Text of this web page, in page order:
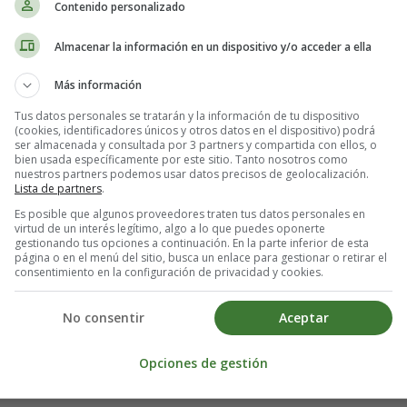
educativos - Poesías sobre el día
de dos mundos y la mezcla de culturas que se dio a raíz del
ladiversidad culturaly la riqueza que nos ofrece la mezcla de
por la unidad en la diversidad, y reafirmamos nuestro compromiso
diversidad y unidad
Contenido personalizado
Almacenar la información en un dispositivo y/o acceder a ella
Más información
Tus datos personales se tratarán y la información de tu dispositivo
(cookies, identificadores únicos y otros datos en el dispositivo) podrá
ser almacenada y consultada por 3 partners y compartida con ellos, o
bien usada específicamente por este sitio. Tanto nosotros como
nuestros partners podemos usar datos precisos de geolocalización.
Lista de partners.
Es posible que algunos proveedores traten tus datos personales en
virtud de un interés legítimo, algo a lo que puedes oponerte
gestionando tus opciones a continuación. En la parte inferior de esta
página o en el menú del sitio, busca un enlace para gestionar o retirar el
consentimiento en la configuración de privacidad y cookies.
Aceptar
No consentir
Opciones de gestión